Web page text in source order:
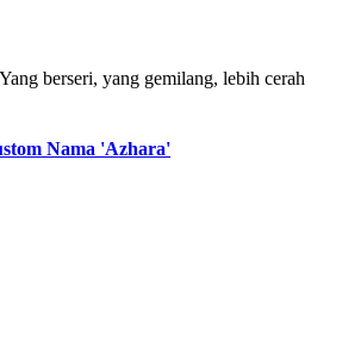
berseri, yang gemilang, lebih cerah
Nama 'Azhara'